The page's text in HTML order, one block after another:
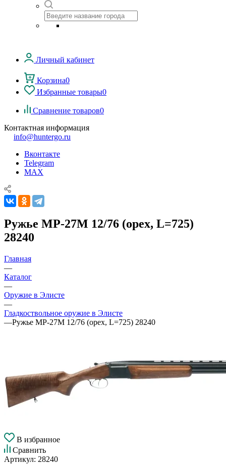
Личный кабинет
Корзина0
Избранные товары0
Сравнение товаров0
Контактная информация
info@huntergo.ru
Вконтакте
Telegram
MAX
Ружье МР-27М 12/76 (орех, L=725)
28240
Главная
—
Каталог
—
Оружие в Элисте
—
Гладкоствольное оружие в Элисте
—Ружье МР-27М 12/76 (орех, L=725) 28240
В избранное
Сравнить
Артикул: 28240